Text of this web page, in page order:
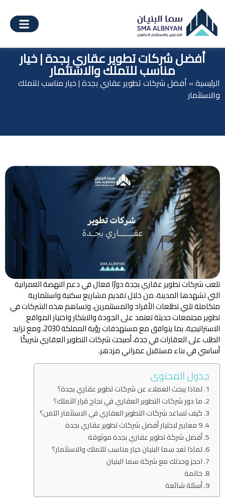
أفضل شركات تطوير عقاري بجدة | خيار
مناسب للتملك والاستثمار
الرئيسية» أفضل شركات تطوير عقاري بجدة | خيار مناسب للتملك
والاستثمار
تلعب شركات تطوير عقاري بجدة دورًا فعال في دعم النهضة العمرانية
التي تشهدها المدينة، من خلال تقديم مشاريع سكنية واستثمارية
متكاملة تلبي تطلعات الأفراد والمستثمرين، وتساهم هذه الشركات في
تطوير مجتمعات حديثة تعتمد على الجودة والابتكار واختيار المواقع
الاستراتيجية، بما يتوافق مع مستهدفات رؤية المملكة 2030، ومع تزايد
الطلب على العقارات في جدة، أصبحت شركات التطوير العقاري شريكًا
أساسي في بناء مستقبل عمراني مزدهر.
جدول المحتوى
لماذا يبحث العملاء عن شركات تطوير عقاري بجدة؟
ما دور شركات التطوير العقاري في نجاح قرار التملك؟
كيف تساعد شركات التطوير العقاري في الاستثمار الآمن؟
9 معايير لاختيار أفضل شركات تطوير عقاري بجدة
أفضل شركة تطوير عقاري بجدة موثوقة
لماذا تعد سما البنيان خيار مناسب للتملك والاستثمار؟
احجز وحدتك مع شركة سما البنيان
خاتمة
أسئلة شائعة